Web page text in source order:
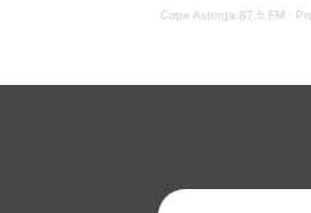
Cope Astorga 87.6 FM ·